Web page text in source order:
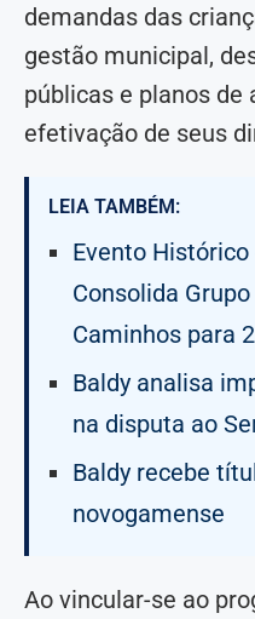
demandas das
gestão municipal,
públicas e planos de
efetivação de seus
LEIA TAMBÉM:
Evento
Consolida
Caminhos para
Baldy analisa
na disputa ao
Baldy recebe
novogamense
Ao vincular-se ao